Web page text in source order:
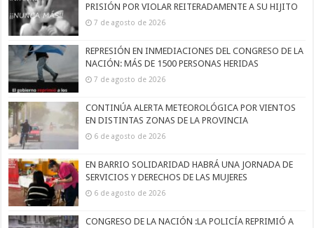
PRISIÓN POR VIOLAR REITERADAMENTE A SU HIJITO
7 de agosto de 2026
REPRESIÓN EN INMEDIACIONES DEL CONGRESO DE LA
NACIÓN: MÁS DE 1500 PERSONAS HERIDAS
7 de agosto de 2026
CONTINÚA ALERTA METEOROLÓGICA POR VIENTOS
EN DISTINTAS ZONAS DE LA PROVINCIA
6 de agosto de 2026
EN BARRIO SOLIDARIDAD HABRÁ UNA JORNADA DE
SERVICIOS Y DERECHOS DE LAS MUJERES
6 de agosto de 2026
CONGRESO DE LA NACIÓN :LA POLICÍA REPRIMIÓ A